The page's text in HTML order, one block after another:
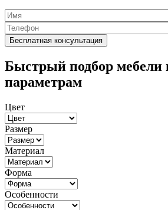
Быстрый подбор мебели
параметрам
Цвет
Размер
Материал
Форма
Особенности